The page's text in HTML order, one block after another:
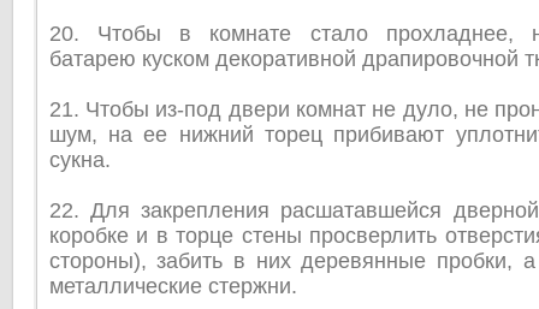
20. Чтобы в комнате стало прохладнее,
батарею куском декоративной драпировочной
21. Чтобы из-под двери комнат не дуло, не
шум, на ее нижний торец прибивают
сукна.
22. Для закрепления расшатавшейся
коробке и в торце стены просверлить
стороны), забить в них деревянные пробки,
металлические стержни.